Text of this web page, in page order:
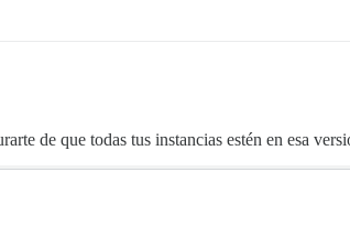
de que todas tus instancias estén en esa